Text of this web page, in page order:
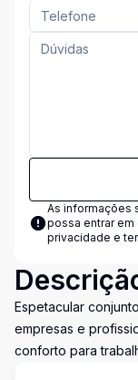
As informações
possa entrar
privacidade e
Espetacular
empresas e
conforto para